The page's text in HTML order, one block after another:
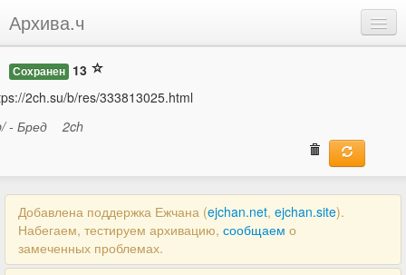
Архива.ч
Добавить
Войти
Сохранен 13
2ch.su/b/res/333813025.html
- Бред
2ch
Добавлена поддержка Ежчана (ejchan.net, ejchan.site).
Набегаем, тестируем архивацию, сообщаем о
замеченных проблемах.